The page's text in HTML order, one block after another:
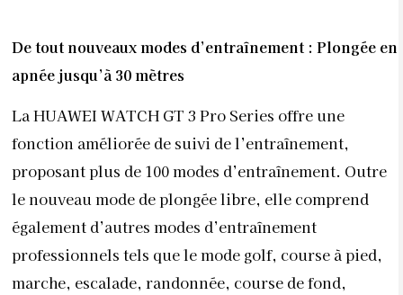
De tout nouveaux modes d’entraînement : Plongée en
apnée jusqu’à 30 mètres
La HUAWEI WATCH GT 3 Pro Series offre une
fonction améliorée de suivi de l’entraînement,
proposant plus de 100 modes d’entraînement. Outre
le nouveau mode de plongée libre, elle comprend
également d’autres modes d’entraînement
professionnels tels que le mode golf, course à pied,
marche, escalade, randonnée, course de fond,